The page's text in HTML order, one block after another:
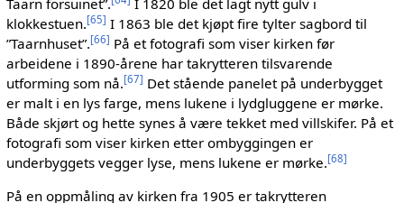
klokkestuen.[65] I 1863 ble det kjøpt fire tylter sagbord til
”Taarnhuset”.[66] På et fotografi som viser kirken før
arbeidene i 1890-årene har takrytteren tilsvarende
utforming som nå.[67] Det stående panelet på underbygget
er malt i en lys farge, mens lukene i lydgluggene er mørke.
Både skjørt og hette synes å være tekket med villskifer. På et
fotografi som viser kirken etter ombyggingen er
underbyggets vegger lyse, mens lukene er mørke.[68]
På en oppmåling av kirken fra 1905 er takrytteren